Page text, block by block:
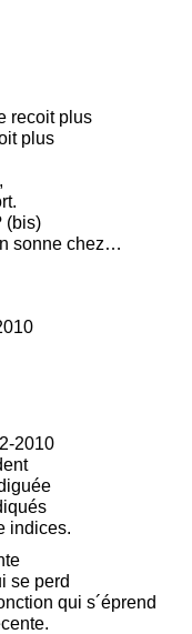
recoit plus
plus
(bis)
sonne chez…
2010
indices.
se perd
qui s´éprend